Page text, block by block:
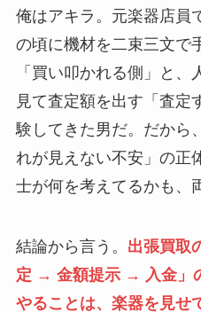
俺はアキラ。元楽器店員
の頃に機材を二束三文で
「買い叩かれる側」と
見て査定額を出す「査定
験してきた男だ。だから
れが見えない不安」の正
士が何を考えてるかも、
結論から言う。 出張買取
定 → 金額提示 → 入金」
やることは、楽器を見せ